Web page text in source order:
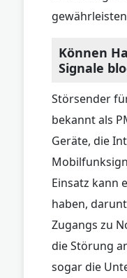
Können
Signale
Störsender
bekannt als
Geräte, die
Einsatz kann
haben,
Zugangs zu
die Störung
sogar die